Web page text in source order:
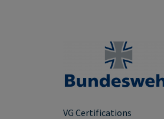
VG Certifications